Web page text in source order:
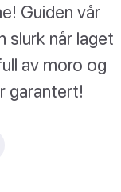
Guiden vår
slurk når laget
av moro og
garantert!